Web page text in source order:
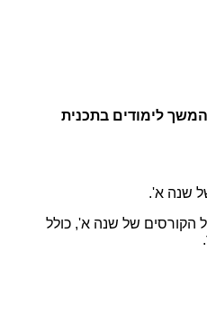
לימודים בתכנית
שנה א'.
לפחות בכל הקורסים של שנה א', כולל